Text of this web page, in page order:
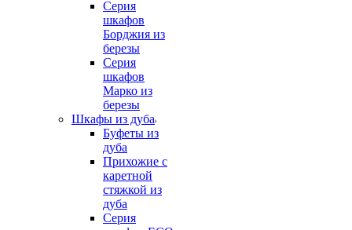
Серия
шкафов
Борджия из
березы
Серия
шкафов
Марко из
березы
Шкафы из дуба
Буфеты из
дуба
Прихожие с
каретной
стяжкой из
дуба
Серия